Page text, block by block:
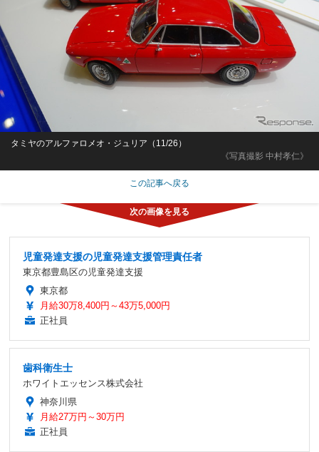
《写真撮影 中村孝仁》
タミヤのアルファロメオ・ジュリア（11/26）
この記事へ戻る
児童発達支援の児童発達支援管理責任者
東京都豊島区の児童発達支援
東京都
月給30万8,400円～43万5,000円
正社員
歯科衛生士
ホワイトエッセンス株式会社
神奈川県
月給27万円～30万円
正社員